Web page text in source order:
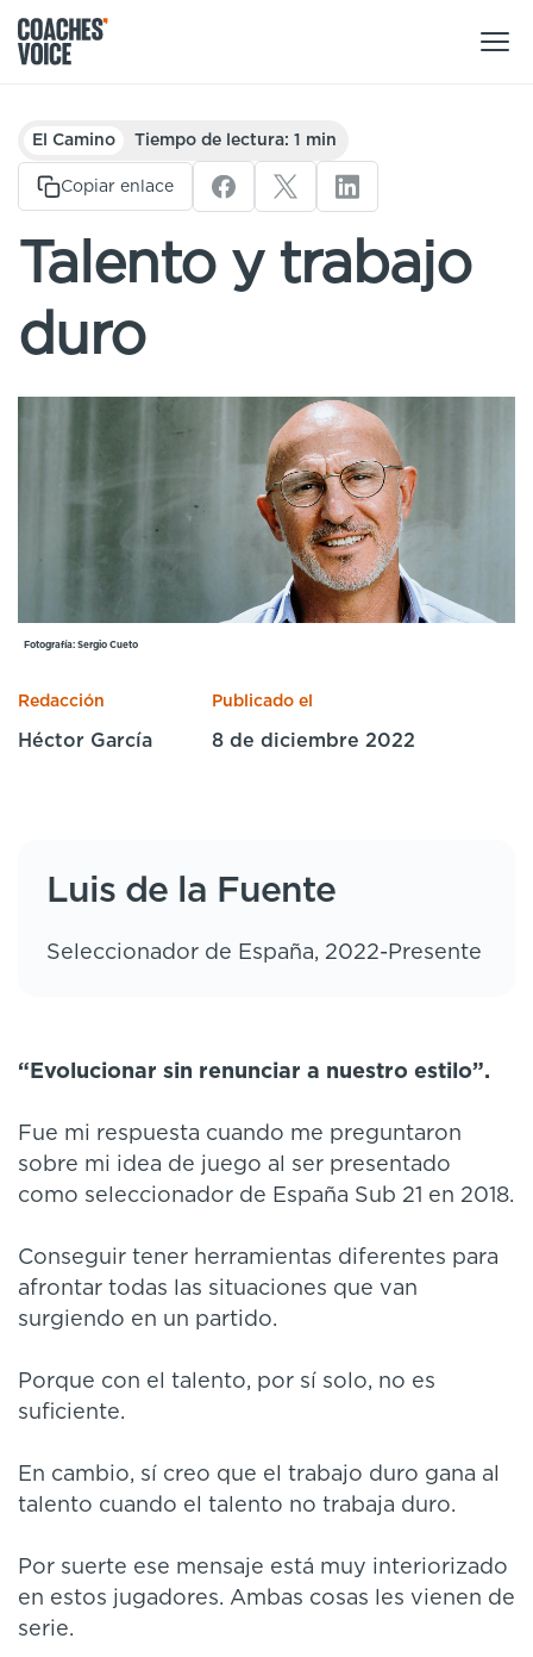
Nuestros productos
Centro de aprendizaje (para particulares)
Centro de aprendizaje (para clubes)
Sport Session Planner
Cursos especializados
Entrenadores
Clubes
Regístrate
Centro de aprendizaje
Sport Session Planner
Cursos especializados
LANGUAGE
El Camino Tiempo de lectura: 1 min
Copiar enlace
Talento y trabajo
duro
Fotografía: Sergio Cueto
Redacción
Héctor García
Publicado el
8 de diciembre 2022
Luis de la Fuente
Seleccionador de España, 2022-Presente
“Evolucionar sin renunciar a nuestro estilo”.
Fue mi respuesta cuando me preguntaron
sobre mi idea de juego al ser presentado
como seleccionador de España Sub 21 en 2018.
Conseguir tener herramientas diferentes para
afrontar todas las situaciones que van
surgiendo en un partido.
Porque con el talento, por sí solo, no es
suficiente.
En cambio, sí creo que el trabajo duro gana al
talento cuando el talento no trabaja duro.
Por suerte ese mensaje está muy interiorizado
en estos jugadores. Ambas cosas les vienen de
serie.